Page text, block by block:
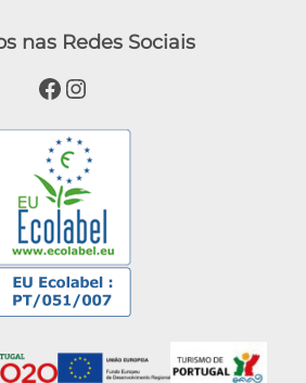
nas Redes Sociais
Facebook
Instagram